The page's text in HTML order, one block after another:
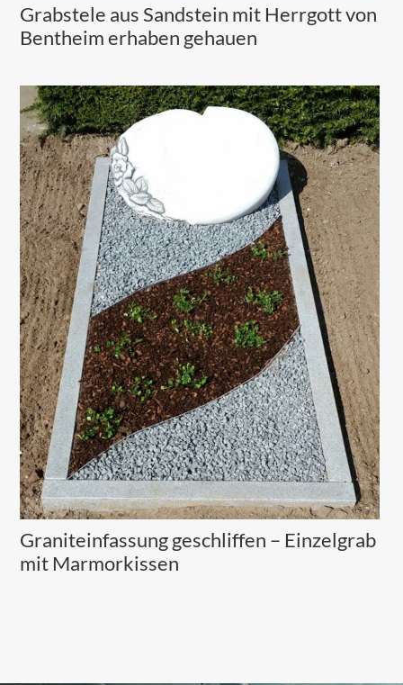
Grabstele aus Sandstein mit Herrgott von
Bentheim erhaben gehauen
Graniteinfassung geschliffen – Einzelgrab
mit Marmorkissen